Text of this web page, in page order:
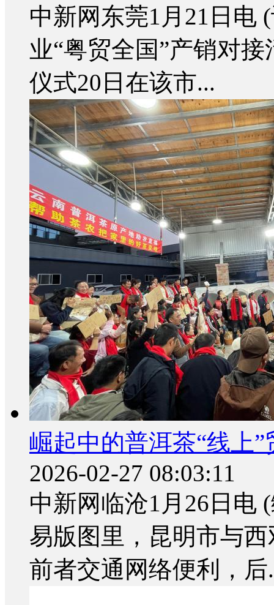
中新网东莞1月21日电
业“粤贸全国”产销对
仪式20日在该市...
崛起中的普洱茶“线上”
2026-02-27 08:03:11
中新网临沧1月26日电
易版图里，昆明市与
前者交通网络便利，后